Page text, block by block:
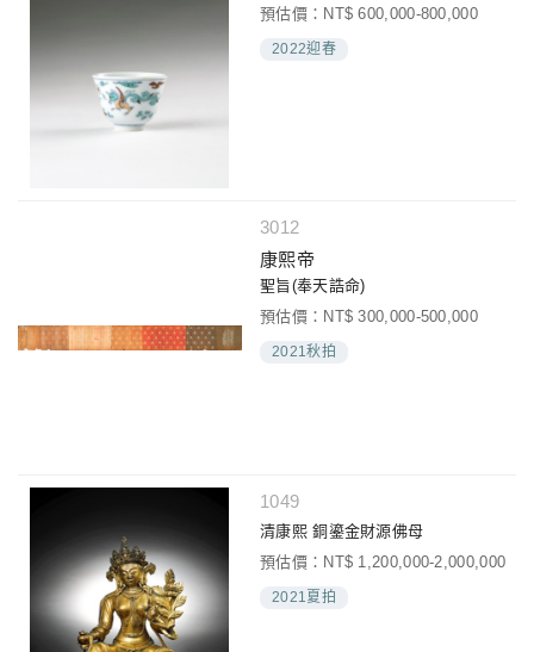
預估價：NT$ 600,000-800,000
2022迎春
3012
康熙帝
聖旨(奉天誥命)
預估價：NT$ 300,000-500,000
2021秋拍
1049
清康熙 銅鎏金財源佛母
預估價：NT$ 1,200,000-2,000,000
2021夏拍